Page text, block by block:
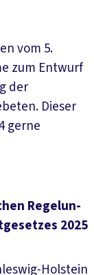
vom 5.
zum Entwurf
der
Dieser
gerne
Re­ge­lun­
2025
Holstein